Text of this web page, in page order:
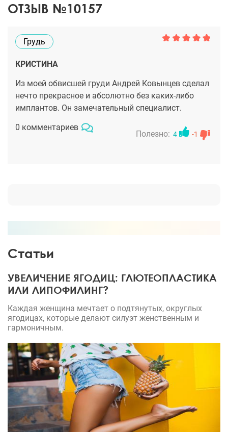
ОТЗЫВ №10157
Грудь
КРИСТИНА
Из моей обвисшей груди Андрей Ковынцев сделал
нечто прекрасное и абсолютно без каких-либо
имплантов. Он замечательный специалист.
0 комментариев
Полезно: 4 -1
Статьи
УВЕЛИЧЕНИЕ ЯГОДИЦ: ГЛЮТЕОПЛАСТИКА
ИЛИ ЛИПОФИЛИНГ?
Каждая женщина мечтает о подтянутых, округлых
ягодицах, которые делают силуэт женственным и
гармоничным.